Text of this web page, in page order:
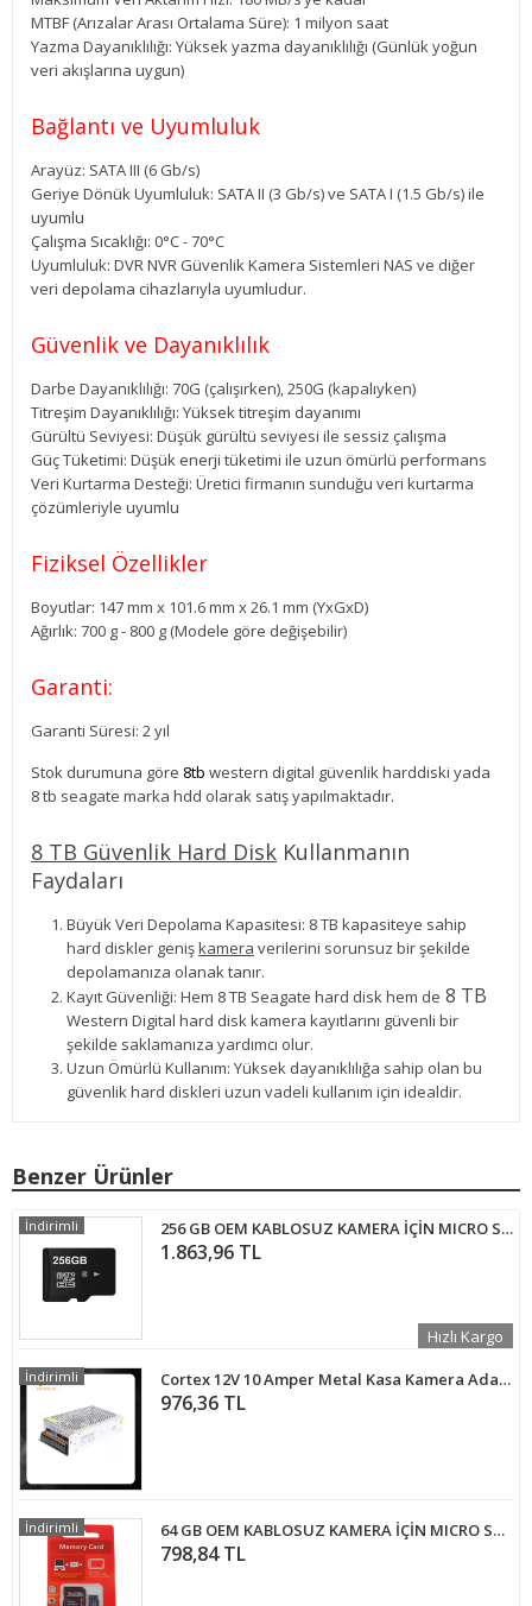
MTBF (Arızalar Arası Ortalama Süre): 1 milyon saat
Yazma Dayanıklılığı: Yüksek yazma dayanıklılığı (Günlük yoğun
veri akışlarına uygun)
Bağlantı ve Uyumluluk
Arayüz: SATA III (6 Gb/s)
Geriye Dönük Uyumluluk: SATA II (3 Gb/s) ve SATA I (1.5 Gb/s) ile
uyumlu
Çalışma Sıcaklığı: 0°C - 70°C
Uyumluluk: DVR NVR Güvenlik Kamera Sistemleri NAS ve diğer
veri depolama cihazlarıyla uyumludur.
Güvenlik ve Dayanıklılık
Darbe Dayanıklılığı: 70G (çalışırken), 250G (kapalıyken)
Titreşim Dayanıklılığı: Yüksek titreşim dayanımı
Gürültü Seviyesi: Düşük gürültü seviyesi ile sessiz çalışma
Güç Tüketimi: Düşük enerji tüketimi ile uzun ömürlü performans
Veri Kurtarma Desteği: Üretici firmanın sunduğu veri kurtarma
çözümleriyle uyumlu
Fiziksel Özellikler
Boyutlar: 147 mm x 101.6 mm x 26.1 mm (YxGxD)
Ağırlık: 700 g - 800 g (Modele göre değişebilir)
Garanti:
Garanti Süresi: 2 yıl
Stok durumuna göre 8tb western digital güvenlik harddiski yada
8 tb seagate marka hdd olarak satış yapılmaktadır.
8 TB Güvenlik Hard Disk Kullanmanın
Faydaları
Büyük Veri Depolama Kapasitesi: 8 TB kapasiteye sahip
hard diskler genişkamera verilerini sorunsuz bir şekilde
depolamanıza olanak tanır.
Kayıt Güvenliği: Hem 8 TB Seagate hard disk hem de 8 TB
Western Digital hard disk kamera kayıtlarını güvenli bir
şekilde saklamanıza yardımcı olur.
Uzun Ömürlü Kullanım: Yüksek dayanıklılığa sahip olan bu
güvenlik hard diskleri uzun vadeli kullanım için idealdir.
Benzer Ürünler
256 GB OEM KABLOSUZ KAMERA İÇİN MICRO SD KART
1.863,96 TL
İndirimli
Hızlı Kargo
Cortex 12V 10 Amper Metal Kasa Kamera Adaptörü MA-1210A
976,36 TL
İndirimli
64 GB OEM KABLOSUZ KAMERA İÇİN MICRO SD KART
798,84 TL
İndirimli